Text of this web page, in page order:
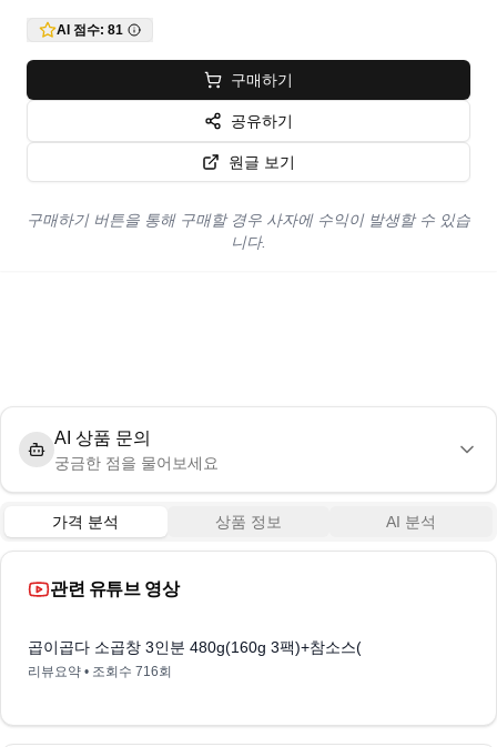
AI 점수: 81
구매하기
공유하기
원글 보기
구매하기 버튼을 통해 구매할 경우 사자에 수익이 발생할 수 있습
니다.
AI 상품 문의
궁금한 점을 물어보세요
가격 분석 상품 정보 AI 분석
관련 유튜브 영상
곱이곱다 소곱창 3인분 480g(160g 3팩)+참소스(20g 3팩) 증정 리
리뷰요약 • 조회수 716회